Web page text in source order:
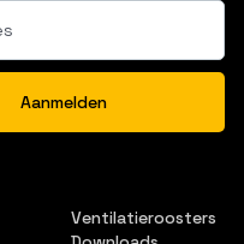
Ventilatieroosters